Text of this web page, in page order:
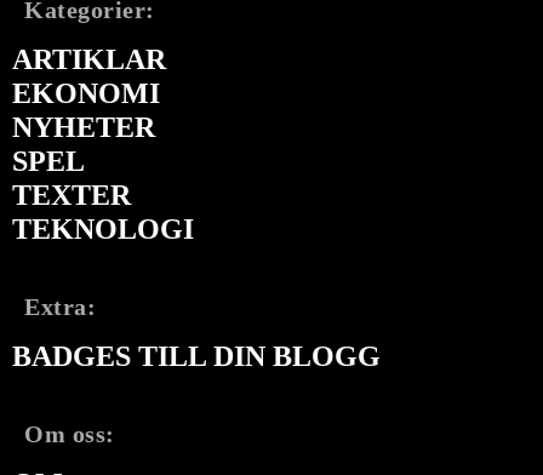
Kategorier:
ARTIKLAR
EKONOMI
NYHETER
SPEL
TEXTER
TEKNOLOGI
Extra:
BADGES TILL DIN BLOGG
Om oss: